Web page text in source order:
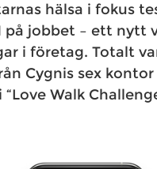
hälsa i fokus
på jobbet – ett nytt
i företag. Totalt
Cygnis sex kontor
Walk